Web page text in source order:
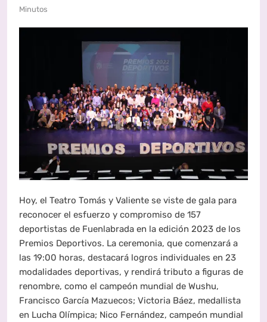
Minutos
Hoy, el Teatro Tomás y Valiente se viste de gala para
reconocer el esfuerzo y compromiso de 157
deportistas de Fuenlabrada en la edición 2023 de los
Premios Deportivos. La ceremonia, que comenzará a
las 19:00 horas, destacará logros individuales en 23
modalidades deportivas, y rendirá tributo a figuras de
renombre, como el campeón mundial de Wushu,
Francisco García Mazuecos; Victoria Báez, medallista
en Lucha Olímpica; Nico Fernández, campeón mundial